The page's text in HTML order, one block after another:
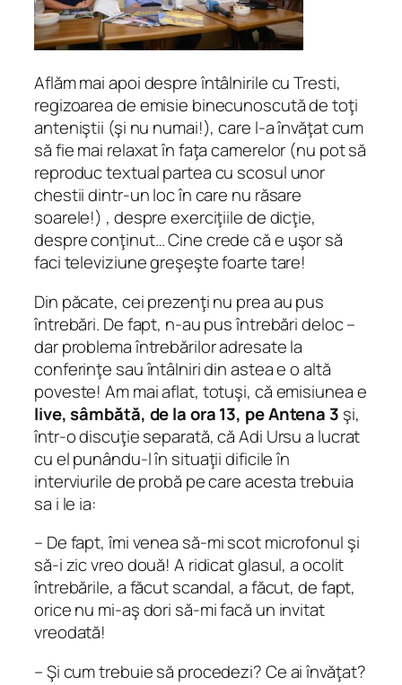
Aflăm mai apoi despre întâlnirile cu Tresti,
regizoarea de emisie binecunoscută de toţi
anteniştii (şi nu numai!), care l-a învăţat cum
să fie mai relaxat în faţa camerelor (nu pot să
reproduc textual partea cu scosul unor
chestii dintr-un loc în care nu răsare
soarele!) , despre exerciţiile de dicţie,
despre conţinut… Cine crede că e uşor să
faci televiziune greşeşte foarte tare!
Din păcate, cei prezenţi nu prea au pus
întrebări. De fapt, n-au pus întrebări deloc –
dar problema întrebărilor adresate la
conferinţe sau întâlniri din astea e o altă
poveste! Am mai aflat, totuşi, că emisiunea e
live, sâmbătă, de la ora 13, pe Antena 3 şi,
într-o discuţie separată, că Adi Ursu a lucrat
cu el punându-l în situaţii dificile în
interviurile de probă pe care acesta trebuia
sa i le ia:
– De fapt, îmi venea să-mi scot microfonul şi
să-i zic vreo două! A ridicat glasul, a ocolit
întrebările, a făcut scandal, a făcut, de fapt,
orice nu mi-aş dori să-mi facă un invitat
vreodată!
– Şi cum trebuie să procedezi? Ce ai învăţat?